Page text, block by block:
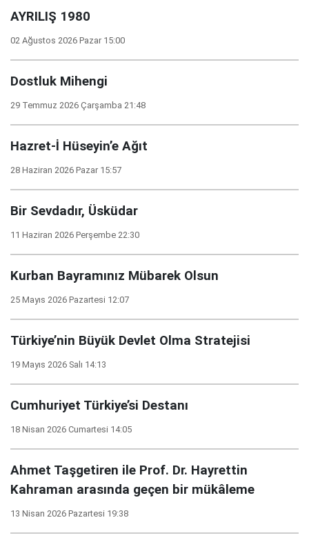
AYRILIŞ 1980
02 Ağustos 2026 Pazar 15:00
Dostluk Mihengi
29 Temmuz 2026 Çarşamba 21:48
Hazret-İ Hüseyin’e Ağıt
28 Haziran 2026 Pazar 15:57
Bir Sevdadır, Üsküdar
11 Haziran 2026 Perşembe 22:30
Kurban Bayramınız Mübarek Olsun
25 Mayıs 2026 Pazartesi 12:07
Türkiye’nin Büyük Devlet Olma Stratejisi
19 Mayıs 2026 Salı 14:13
Cumhuriyet Türkiye’si Destanı
18 Nisan 2026 Cumartesi 14:05
Ahmet Taşgetiren ile Prof. Dr. Hayrettin
Kahraman arasında geçen bir mükâleme
13 Nisan 2026 Pazartesi 19:38